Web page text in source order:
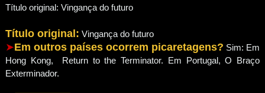
Título original: Vingança do futuro
Título original: Vingança do futuro
➤Em outros países ocorrem picaretagens? Sim: Em
Hong Kong, Return to the Terminator. Em Portugal, O Braço
Exterminador.